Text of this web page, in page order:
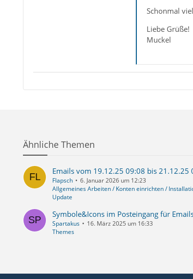
Schonmal
Liebe Grüße!
Muckel
Ähnliche Themen
Flapsch
6. Januar 2026 um 12:23
Allgemeines Arbeiten / Konten einrichten /
Update
Spartakus
16. März 2025 um 16:33
Themes